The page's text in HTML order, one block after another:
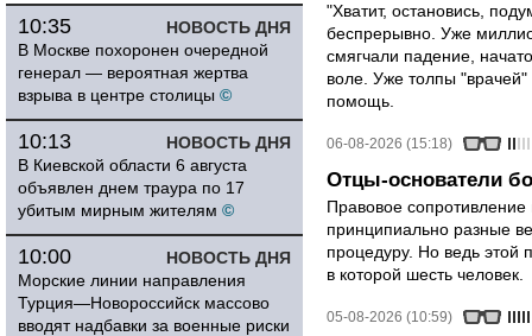
НОВОСТЬ ДНЯ
10:35
В Москве похоронен очередной
генерал — вероятная жертва
взрыва в центре столицы ©
НОВОСТЬ ДНЯ
10:13
В Киевской области 6 августа
объявлен днем траура по 17
убитым мирным жителям ©
НОВОСТЬ ДНЯ
10:00
Морские линии направления
Турция—Новороссийск массово
вводят надбавки за военные риски
"Хватит, остановись,
беспрерывно. Уже
смягчали падение,
воле. Уже толпы
помощь.
06-08-2026 (15:18)
Отцы-основатели
Правовое
принципиально разные
процедуру. Но ведь этой
в которой шесть человек.
05-08-2026 (10:59)